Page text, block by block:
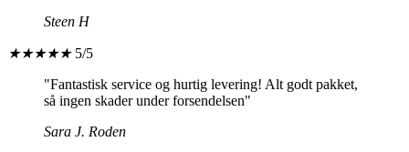
Steen H
★★★★★ 5/5
"Fantastisk service og hurtig levering! Alt godt pakket,
så ingen skader under forsendelsen"
Sara J. Roden